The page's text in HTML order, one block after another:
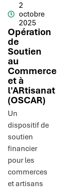
2
octobre
2025
Opération
de
Soutien
au
Commerce
et à
l'ARtisanat
(OSCAR)
Un
dispositif de
soutien
financier
pour les
commerces
et artisans